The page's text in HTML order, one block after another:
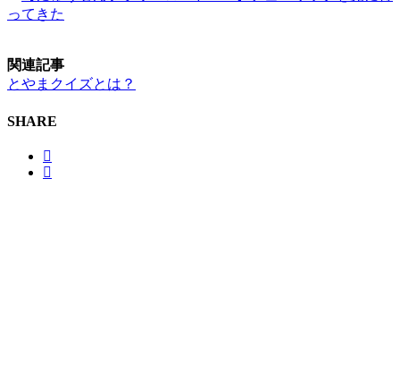
ってきた
関連記事
とやまクイズとは？
SHARE